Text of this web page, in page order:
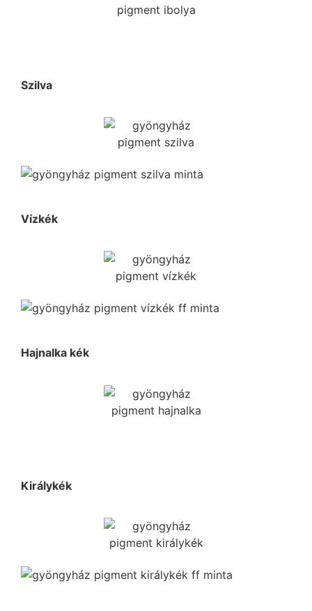
Szilva
Vízkék
Hajnalka kék
Királykék